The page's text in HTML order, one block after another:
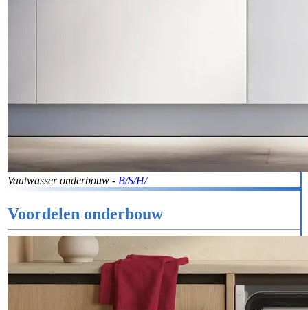
Vaatwasser onderbouw - B/S/H/
Voordelen onderbouw